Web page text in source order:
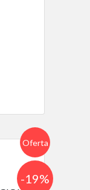
Oferta
-19%